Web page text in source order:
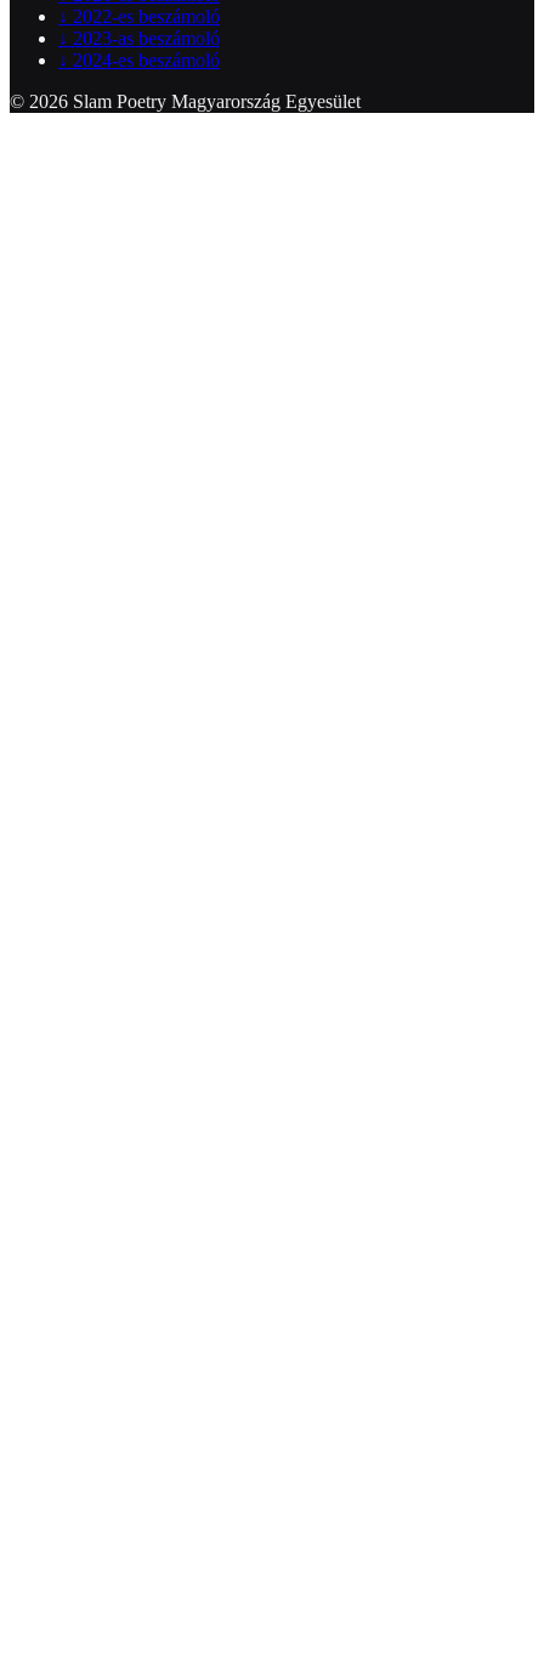
↓ 2022-es beszámoló
↓ 2023-as beszámoló
↓ 2024-es beszámoló
© 2026 Slam Poetry Magyarország Egyesület